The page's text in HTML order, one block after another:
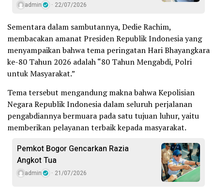
admin 22/07/2026
Sementara dalam sambutannya, Dedie Rachim,
membacakan amanat Presiden Republik Indonesia yang
menyampaikan bahwa tema peringatan Hari Bhayangkara
ke-80 Tahun 2026 adalah “80 Tahun Mengabdi, Polri
untuk Masyarakat.”
Tema tersebut mengandung makna bahwa Kepolisian
Negara Republik Indonesia dalam seluruh perjalanan
pengabdiannya bermuara pada satu tujuan luhur, yaitu
memberikan pelayanan terbaik kepada masyarakat.
Pemkot Bogor Gencarkan Razia
Angkot Tua
admin 21/07/2026